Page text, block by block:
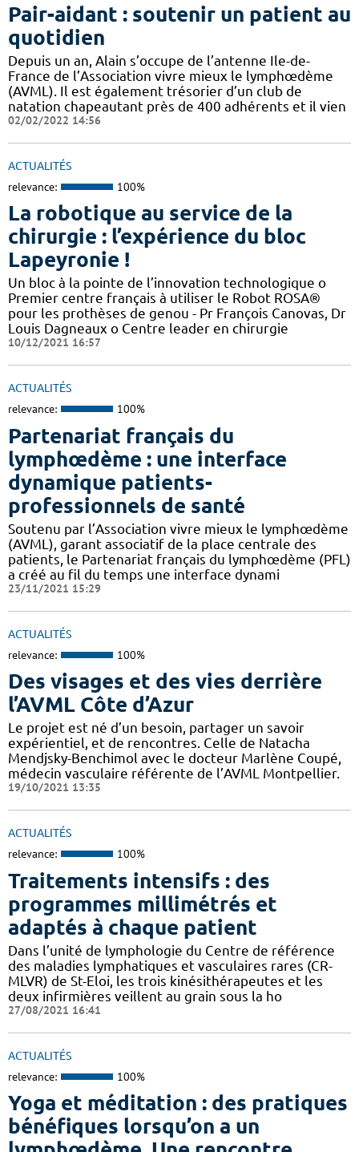
Pair-aidant : soutenir un patient au
quotidien
Depuis un an, Alain s’occupe de l’antenne Ile-de-
France de l’Association vivre mieux le lymphœdème
(AVML). Il est également trésorier d’un club de
natation chapeautant près de 400 adhérents et il vien
02/02/2022 14:56
ACTUALITÉS
relevance: 100%
La robotique au service de la
chirurgie : l’expérience du bloc
Lapeyronie !
Un bloc à la pointe de l’innovation technologique o
Premier centre français à utiliser le Robot ROSA®
pour les prothèses de genou - Pr François Canovas, Dr
Louis Dagneaux o Centre leader en chirurgie
10/12/2021 16:57
ACTUALITÉS
relevance: 100%
Partenariat français du
lymphœdème : une interface
dynamique patients-
professionnels de santé
Soutenu par l’Association vivre mieux le lymphœdème
(AVML), garant associatif de la place centrale des
patients, le Partenariat français du lymphœdème (PFL)
a créé au fil du temps une interface dynami
23/11/2021 15:29
ACTUALITÉS
relevance: 100%
Des visages et des vies derrière
l’AVML Côte d’Azur
Le projet est né d’un besoin, partager un savoir
expérientiel, et de rencontres. Celle de Natacha
Mendjsky-Benchimol avec le docteur Marlène Coupé,
médecin vasculaire référente de l’AVML Montpellier.
19/10/2021 13:35
ACTUALITÉS
relevance: 100%
Traitements intensifs : des
programmes millimétrés et
adaptés à chaque patient
Dans l’unité de lymphologie du Centre de référence
des maladies lymphatiques et vasculaires rares (CR-
MLVR) de St-Eloi, les trois kinésithérapeutes et les
deux infirmières veillent au grain sous la ho
27/08/2021 16:41
ACTUALITÉS
relevance: 100%
Yoga et méditation : des pratiques
bénéfiques lorsqu’on a un